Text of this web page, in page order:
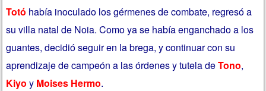
Totó había inoculado los gérmenes de combate, regresó a
su villa natal de Noia. Como ya se había enganchado a los
guantes, decidió seguir en la brega, y continuar con su
aprendizaje de campeón a las órdenes y tutela deTono,
Kiyo y Moises Hermo.